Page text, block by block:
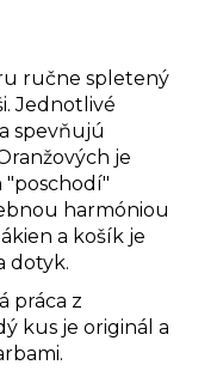
ručne spletený
Jednotlivé
spevňujú
je
"poschodí"
harmóniou
a košík je
dotyk.
práca z
kus je originál a